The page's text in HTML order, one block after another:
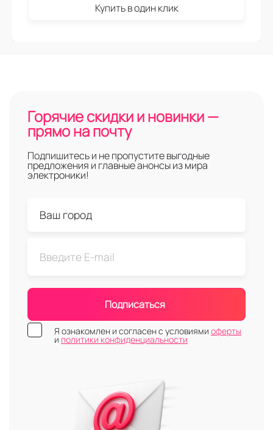
Купить в один клик
Горячие скидки и новинки —
прямо на почту
Подпишитесь и не пропустите выгодные
предложения и главные анонсы из мира
электроники!
Подписаться
Я ознакомлен и согласен с условиями оферты
и политики конфиденциальности